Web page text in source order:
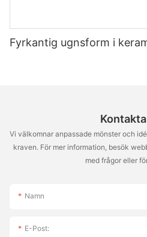
Fyrkantig ugnsform i
Vi välkomnar anpassade mönster och
kraven. För mer information, besök
med frågor eller
Namn
E-Post: